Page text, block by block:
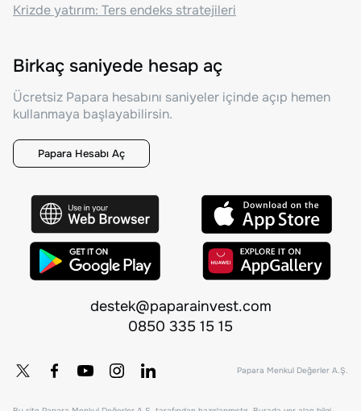
Krizde yatırım: Ters endeks stratejileri
Birkaç saniyede hesap aç
Ücretsiz Papara hesabını saniyeler içinde açıp hemen
kullanmaya başlayabilirsin.
Papara Hesabı Aç
destek@paparainvest.com
0850 335 15 15
Papara Menkul Değerler A.Ş.